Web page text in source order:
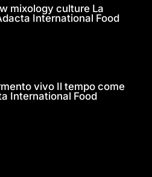
mixology culture La
International Food
vivo Il tempo come
International Food